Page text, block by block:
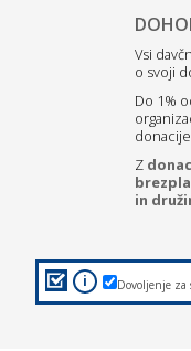
Vsi
o svoji
Do 1%
Z
in
Dovoljenje
i